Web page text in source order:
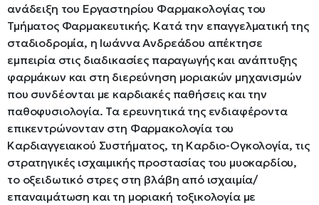
ανάδειξη του Εργαστηρίου Φαρμακολογίας του
Τμήματος Φαρμακευτικής. Κατά την επαγγελματική της
σταδιοδρομία, η Ιωάννα Ανδρεάδου απέκτησε
εμπειρία στις διαδικασίες παραγωγής και ανάπτυξης
φαρμάκων και στη διερεύνηση μοριακών μηχανισμών
που συνδέονται με καρδιακές παθήσεις και την
παθοφυσιολογία. Τα ερευνητικά της ενδιαφέροντα
επικεντρώνονταν στη Φαρμακολογία του
Καρδιαγγειακού Συστήματος, τη Καρδιο-Ογκολογία, τις
στρατηγικές ισχαιμικής προστασίας του μυοκαρδίου,
το οξειδωτικό στρες στη βλάβη από ισχαιμία/
επαναιμάτωση και τη μοριακή τοξικολογία με